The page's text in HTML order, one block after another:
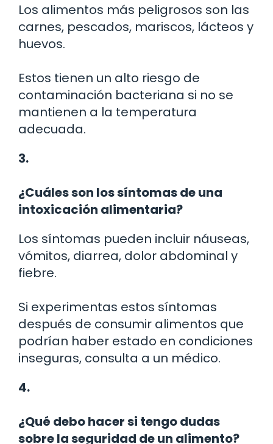
Los alimentos más peligrosos son las
carnes, pescados, mariscos, lácteos y
huevos.
Estos tienen un alto riesgo de
contaminación bacteriana si no se
mantienen a la temperatura
adecuada.
3.
¿Cuáles son los síntomas de una
intoxicación alimentaria?
Los síntomas pueden incluir náuseas,
vómitos, diarrea, dolor abdominal y
fiebre.
Si experimentas estos síntomas
después de consumir alimentos que
podrían haber estado en condiciones
inseguras, consulta a un médico.
4.
¿Qué debo hacer si tengo dudas
sobre la seguridad de un alimento?